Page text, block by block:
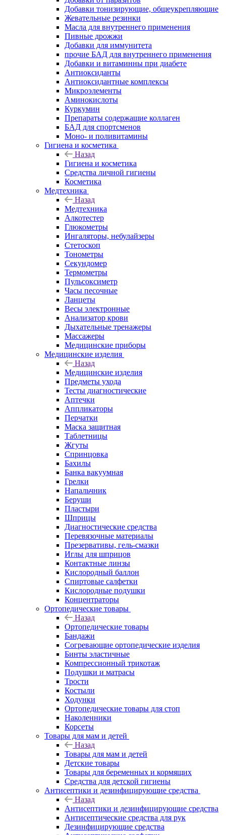
Добавки тонизирующие, общеукрепляющие
Жевательные резинки
Масла для внутреннего применения
Пивные дрожжи
Добавки для иммунитета
прочие БАД для внутреннего применения
Добавки и витаминны при диабете
Антиоксиданты
Антиоксидантные комплексы
Микроэлементы
Аминокислоты
Куркумин
Препараты содержащие коллаген
БАД для спортсменов
Моно- и поливитамины
Гигиена и косметика
Назад
Гигиена и косметика
Средства личной гигиены
Косметика
Медтехника
Назад
Медтехника
Алкотестер
Глюкометры
Ингаляторы, небулайзеры
Стетоскоп
Тонометры
Секундомер
Термометры
Пульсоксиметр
Часы песочные
Ланцеты
Весы электронные
Анализатор крови
Дыхательные тренажеры
Массажеры
Медицинские приборы
Медицинские изделия
Назад
Медицинские изделия
Предметы ухода
Тесты диагностические
Аптечки
Аппликаторы
Перчатки
Маска защитная
Таблетницы
Жгуты
Спринцовка
Бахилы
Банка вакуумная
Грелки
Напальчник
Беруши
Пластыри
Шприцы
Диагностические средства
Перевязочные материалы
Презервативы, гель-смазки
Иглы для шприцов
Контактные линзы
Кислородный баллон
Спиртовые салфетки
Кислородные подушки
Концентраторы
Ортопедические товары
Назад
Ортопедические товары
Бандажи
Согревающие ортопедические изделия
Бинты эластичные
Компрессионный трикотаж
Подушки и матрасы
Трости
Костыли
Ходунки
Ортопедические товары для стоп
Наколенники
Корсеты
Товары для мам и детей
Назад
Товары для мам и детей
Детские товары
Товары для беременных и кормящих
Средства для детской гигиены
Антисептики и дезинфицирующие средства
Назад
Антисептики и дезинфицирующие средства
Антисептические средства для рук
Дезинфицирующие средства